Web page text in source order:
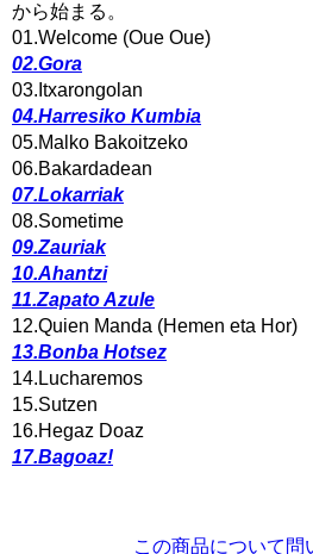
から始まる。
01.Welcome (Oue Oue)
02.Gora
03.Itxarongolan
04.Harresiko Kumbia
05.Malko Bakoitzeko
06.Bakardadean
07.Lokarriak
08.Sometime
09.Zauriak
10.Ahantzi
11.Zapato Azule
12.Quien Manda (Hemen eta Hor)
13.Bonba Hotsez
14.Lucharemos
15.Sutzen
16.Hegaz Doaz
17.Bagoaz!
この商品について問